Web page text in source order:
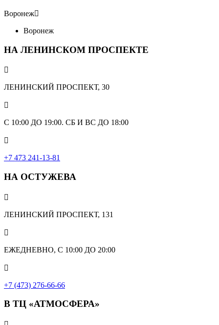
Воронеж
Воронеж
НА ЛЕНИНСКОМ ПРОСПЕКТЕ

ЛЕНИНСКИЙ ПРОСПЕКТ, 30

С 10:00 ДО 19:00. СБ И ВС ДО 18:00

+7 473 241-13-81
НА ОСТУЖЕВА

ЛЕНИНСКИЙ ПРОСПЕКТ, 131

ЕЖЕДНЕВНО, С 10:00 ДО 20:00

+7 (473) 276-66-66
В ТЦ «АТМОСФЕРА»